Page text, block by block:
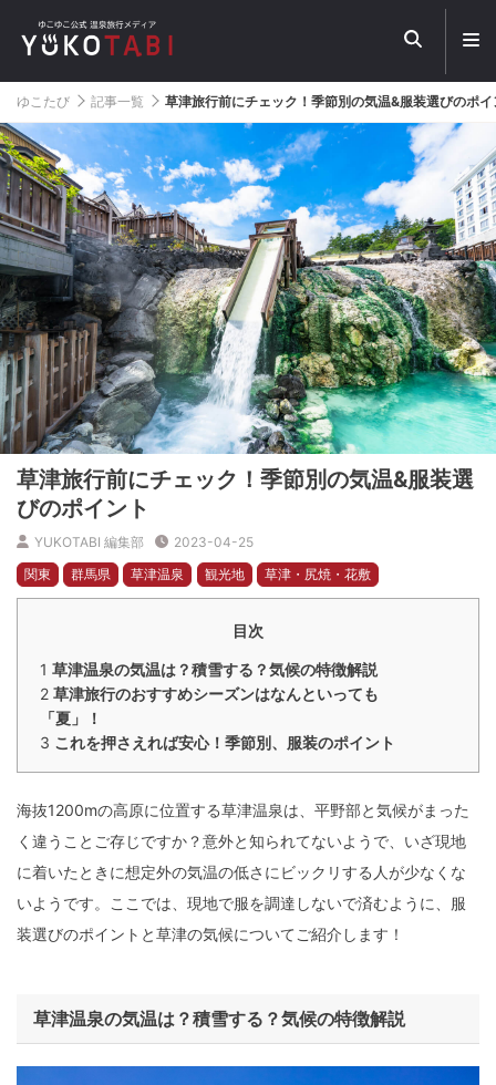
メ
ュ
ー
を
ゆこたび 記事一覧 草津旅行前にチェック！季節別の気温&服装選びのポイ
草津旅行前にチェック！季節別の気温&服装選
びのポイント
YUKOTABI 編集部
2023-04-25
関東
群馬県 草津温泉 観光地 草津・尻焼・花敷
目次
1 草津温泉の気温は？積雪する？気候の特徴解説
2 草津旅行のおすすめシーズンはなんといっても
「夏」！
3 これを押さえれば安心！季節別、服装のポイント
海抜1200mの高原に位置する草津温泉は、平野部と気候がまった
く違うことご存じですか？意外と知られてないようで、いざ現地
に着いたときに想定外の気温の低さにビックリする人が少なくな
いようです。ここでは、現地で服を調達しないで済むように、服
装選びのポイントと草津の気候についてご紹介します！
草津温泉の気温は？積雪する？気候の特徴解説